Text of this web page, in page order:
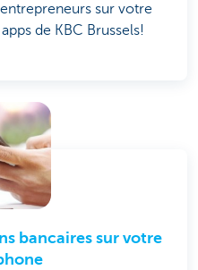
sur votre
de KBC Brussels!
bancaires sur votre